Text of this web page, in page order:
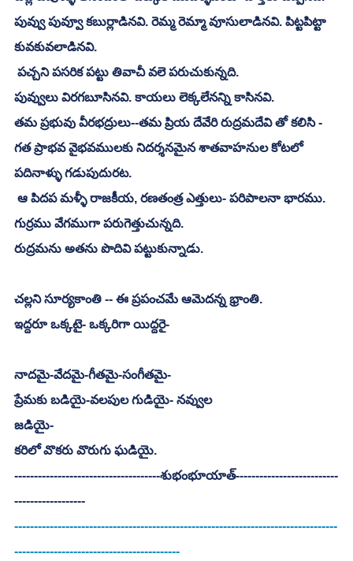
పువ్వు పువ్వూ కబుర్లాడినవి. రెమ్మ రెమ్మా వూసులాడినవి. పిట్టపిట్టా
కువకువలాడినవి.
పచ్చని పసరిక పట్టు తివాచీ వలె పరుచుకున్నది.
పువ్వులు విరగబూసినవి. కాయలు లెక్కలేనన్ని కాసినవి.
తమ ప్రభువు వీరభద్రులు--తమ ప్రియ దేవేరి రుద్రమదేవి తో కలిసి -
గత ప్రాభవ వైభవములకు నిదర్శనమైన శాతవాహనుల కోటలో
పదినాళ్ళు గడుపుదురట.
ఆ పిదప మళ్ళీ రాజకీయ, రణతంత్ర ఎత్తులు- పరిపాలనా భారము.
గుర్రము వేగముగా పరుగెత్తుచున్నది.
రుద్రమను అతను పొదివి పట్టుకున్నాడు.
చల్లని సూర్యకాంతి -- ఈ ప్రపంచమే ఆమెదన్న భ్రాంతి.
ఇద్దరూ ఒక్కటై- ఒక్కరిగా యిద్దరై-
నాదమై-వేదమై-గీతమై-సంగీతమై-
ప్రేమకు బడియై-వలపుల గుడియై- నవ్వుల
జడియై-
కరిలో వొకరు వొరుగు ఘడియై.
-------------------------------------శుభంభూయాత్‌--------------------------
------------------
----------------------------------------------------------------------------------
------------------------------------------